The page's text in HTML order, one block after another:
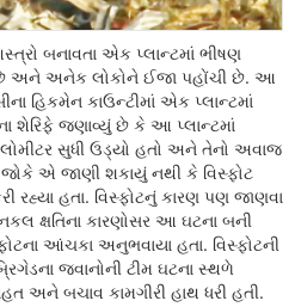
બનાવતા એક પ્લાન્ટમાં ભીષણ
છે અને અનેક લોકોને ઈજા પહોંચી છે. આ
હિકમેન કાઉન્ટીમાં એક પ્લાન્ટમાં
શેરિફે જણાવ્યું છે કે આ પ્લાન્ટમાં
સુધી ઉડ્યો હતો અને તેનો અવાજ
જોકે એ જાણી શકાયું નથી કે વિસ્ફોટ
રહ્યા હતા. વિસ્ફોટનું કારણ પણ જાણવા
ક્ષતિના કારણોસર આ ઘટના બની
આંચકા અનુભવાયા હતા. વિસ્ફોટની
જવાનોની ટીમ ઘટના સ્થળે
અને બચાવ કામગીરી હાથ ધરી હતી.